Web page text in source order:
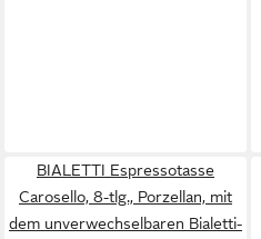
BIALETTI Espressotasse
Carosello, 8-tlg., Porzellan, mit
dem unverwechselbaren Bialetti-